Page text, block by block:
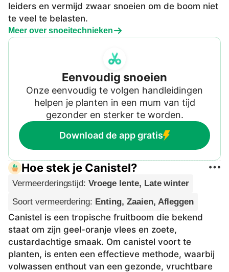
leiders en vermijd zwaar snoeien om de boom niet
te veel te belasten.
Meer over snoeitechnieken
Eenvoudig snoeien
Onze eenvoudig te volgen handleidingen
helpen je planten in een mum van tijd
gezonder en sterker te worden.
Download de app gratis
Hoe stek je Canistel?
Vermeerderingstijd: Vroege lente, Late winter
Soort vermeerdering: Enting, Zaaien, Afleggen
Canistel is een tropische fruitboom die bekend
staat om zijn geel-oranje vlees en zoete,
custardachtige smaak. Om canistel voort te
planten, is enten een effectieve methode, waarbij
volwassen enthout van een gezonde, vruchtbare